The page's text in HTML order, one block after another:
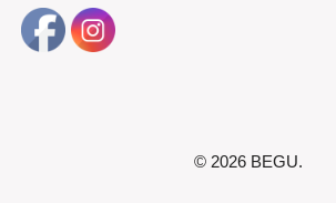
© 2026 BEGU.